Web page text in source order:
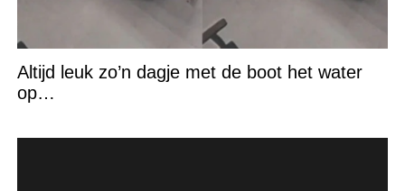
Altijd leuk zo’n dagje met de boot het water
op…